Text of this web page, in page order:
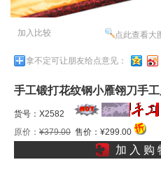
加入比较 点此查看大
拿不定可让朋友给点意见：
手工锻打花纹钢小雁翎刀手
雪月刀刘西瓜的刀飘飘姠l
货号：X2582
原价： ¥379.00 售价：¥299.00
加 入 购